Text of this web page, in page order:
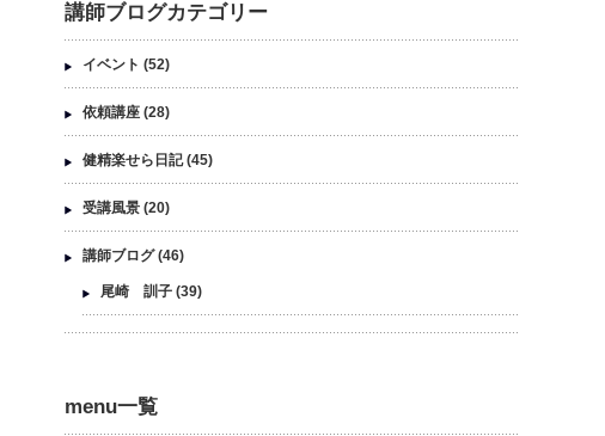
講師ブログカテゴリー
イベント (52)
依頼講座 (28)
健精楽せら日記(45)
受講風景 (20)
講師ブログ(46)
尾崎 訓子 (39)
menu一覧